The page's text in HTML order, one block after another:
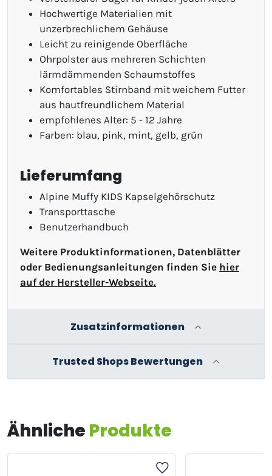
Hochwertige Materialien mit
unzerbrechlichem Gehäuse
Leicht zu reinigende Oberfläche
Ohrpolster aus mehreren Schichten
lärmdämmenden Schaumstoffes
Komfortables Stirnband mit weichem Futter
aus hautfreundlichem Material
empfohlenes Alter: 5 - 12 Jahre
Farben: blau, pink, mint, gelb, grün
Lieferumfang
Alpine Muffy KIDS Kapselgehörschutz
Transporttasche
Benutzerhandbuch
Weitere Produktinformationen, Datenblätter
oder Bedienungsanleitungen finden Sie hier
auf der Hersteller-Webseite.
Zusatzinformationen
Trusted Shops Bewertungen
Ähnliche Produkte